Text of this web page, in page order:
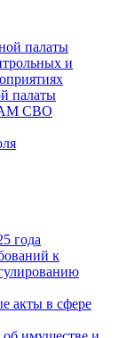
палаты
и
палаты
СВО
года
к
акты в сфере